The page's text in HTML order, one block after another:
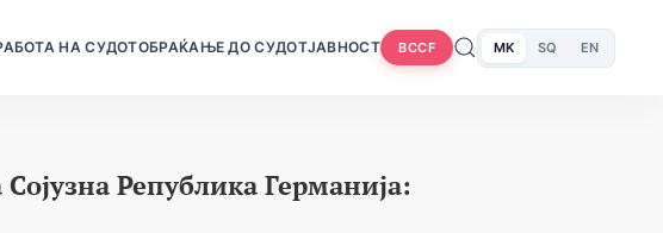
НА СУДОТОБРАЌАЊЕ ДО СУДОТЈАВНОСТ BCCF MK SQ EN
Република Германија: